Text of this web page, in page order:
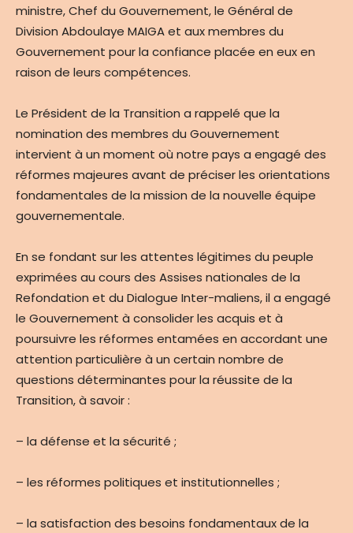
ministre, Chef du Gouvernement, le Général de
Division Abdoulaye MAIGA et aux membres du
Gouvernement pour la confiance placée en eux en
raison de leurs compétences.
Le Président de la Transition a rappelé que la
nomination des membres du Gouvernement
intervient à un moment où notre pays a engagé des
réformes majeures avant de préciser les orientations
fondamentales de la mission de la nouvelle équipe
gouvernementale.
En se fondant sur les attentes légitimes du peuple
exprimées au cours des Assises nationales de la
Refondation et du Dialogue Inter-maliens, il a engagé
le Gouvernement à consolider les acquis et à
poursuivre les réformes entamées en accordant une
attention particulière à un certain nombre de
questions déterminantes pour la réussite de la
Transition, à savoir :
– la défense et la sécurité ;
– les réformes politiques et institutionnelles ;
– la satisfaction des besoins fondamentaux de la